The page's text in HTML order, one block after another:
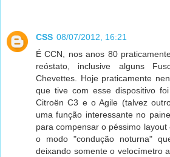
CSS 08/07/2012, 16:21
É CCN, nos anos 80
reóstato, inclusive alguns
Chevettes. Hoje praticamente
que tive com esse dispositivo
Citroën C3 e o Agile (talvez
uma função interessante no
para compensar o péssimo
o modo "condução noturna"
deixando somente o velocímetro